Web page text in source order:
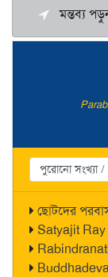
ছোটদের
Satyajit Ray
মন্তব্য